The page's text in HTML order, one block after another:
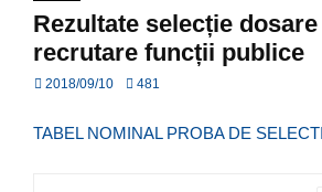
Rezultate selecție
recrutare funcții publice
2018/09/10 481
TABEL NOMINAL PROBA DE